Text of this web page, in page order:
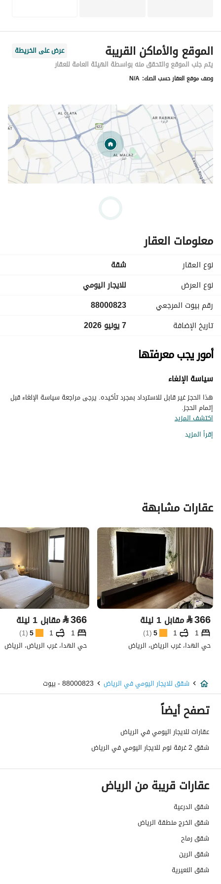
الموقع والأماكن القريبة
عرض على الخريطة
يتم جلب الموقع والتحقق منه بواسطة الهيئة العامة للعقار
وصف موقع العقار حسب الصك: N/A
معلومات العقار
نوع العقار
شقة
نوع العرض
للايجار اليومي
رقم بيوت المرجعي
88000823
تاريخ الإضافة
7 يونيو 2026
أمور يجب معرفتها
سياسة الإلغاء
هذا الحجز غير قابل للاسترداد بمجرد تأكيده. يرجى مراجعة سياسة الإلغاء قبل
إتمام الحجز.
اكتشف المزيد
إقرأ المزيد
عقارات مشابهة
⃁366 مقابل 1 ليلة
1
1
5
(
1
)
حي الهدا، غرب الرياض، الرياض
⃁366 مقابل 1 ليلة
1
1
5
(
1
)
حي الهدا، غرب الرياض، الرياض
شقق للايجار اليومي في الرياض 88000823 - بيوت
تصفح أيضاً
عقارات للايجار اليومي في الرياض
شقق 2 غرفة نوم للايجار اليومي في الرياض
عقارات قريبة من الرياض
شقق الدرعية
شقق الخرج منطقة الرياض
شقق رماح
شقق الرين
شقق النعيرية